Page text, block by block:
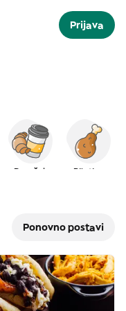
Prijava
Doručak Piletina
Ponovno postavi